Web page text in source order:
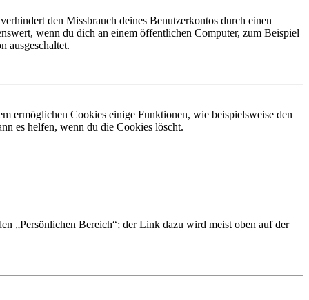
den Missbrauch deines Benutzerkontos durch einen
wenn du dich an einem öffentlichen Computer, zum Beispiel
ausgeschaltet.
ermöglichen Cookies einige Funktionen, wie beispielsweise den
es helfen, wenn du die Cookies löscht.
„Persönlichen Bereich“; der Link dazu wird meist oben auf der